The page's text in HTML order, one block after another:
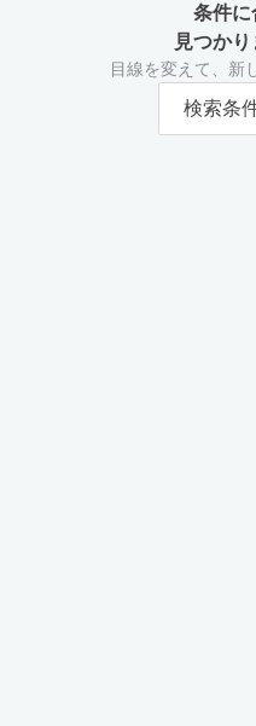
条件に
見つか
目線を変えて、新
検索条